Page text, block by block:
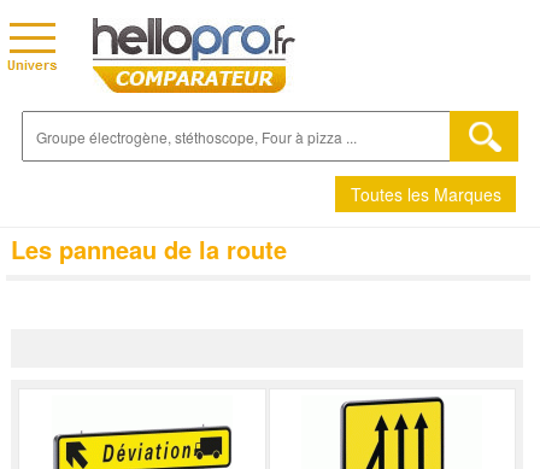
Toutes les Marques
Les panneau de la route